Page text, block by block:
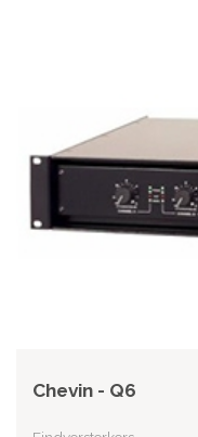
Chevin - Q6